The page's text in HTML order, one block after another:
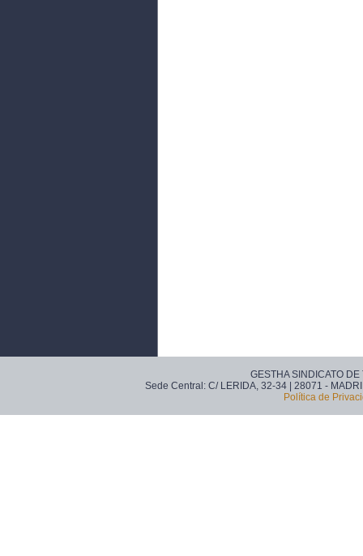
GESTHA SINDICATO
Sede Central: C/ LERIDA, 32-34 | 28071 -
Política de